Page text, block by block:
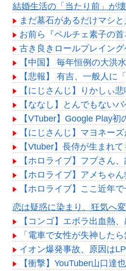
結婚生活の「当たり前」が
まだ墓石があるだけマシ
お前ら『ペルチェ素子の
古き良きロールプレイング
【中国】 毎年恒例の大洪
【悲報】 有吉、一般人に
【にじさんじ】りかしぃ
【ななし】とんでもない
【VTuber】Google Play
【にじさんじ】マヨネー
【Vtuber】長侍が生まれ
【ホロライブ】フブさん
【ホロライブ】アメちゃ
【ホロライブ】ここ近年
Powered by livedoor 相互RSS
恋は疑惑に染まり、狂気へ
【コンゴ】エボラ出血熱
「電車で女性が失神した
イオン爆発事故、原因は
【衝撃】YouTuber山口